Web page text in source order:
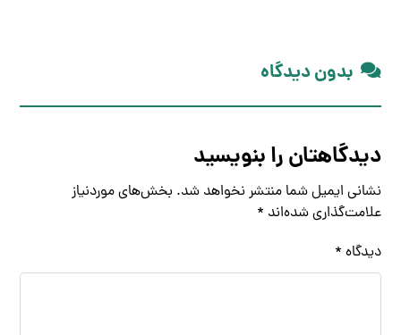
بدون دیدگاه
دیدگاهتان را بنویسید
نشانی ایمیل شما منتشر نخواهد شد. بخش‌های موردنیاز
علامت‌گذاری شده‌اند *
دیدگاه *